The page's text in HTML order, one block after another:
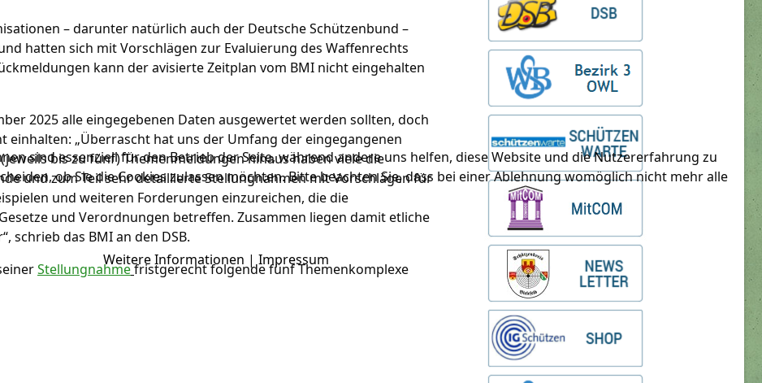
– darunter natürlich auch der Deutsche Schützenbund –
hatten sich mit Vorschlägen zur Evaluierung des Waffenrechts
kann der avisierte Zeitplan vom BMI nicht eingehalten
2025 alle eingegebenen Daten ausgewertet werden sollten, doch
einhalten: „Überrascht hat uns der Umfang der eingegangenen
bis zu fünf) Themenmeldungen hinaus haben viele die
und zum Teil sehr detaillierte Stellungnahmen mit Vorschlägen für
und weiteren Forderungen einzureichen, die die
und Verordnungen betreffen. Zusammen liegen damit etliche
schrieb das BMI an den DSB.
Stellungnahmefristgerecht folgende fünf Themenkomplexe
sind essenziell für den Betrieb der Seite, während andere uns helfen, diese Website und die Nutzererfahrung zu
ob Sie die Cookies zulassen möchten. Bitte beachten Sie, dass bei einer Ablehnung womöglich nicht mehr alle
Weitere Informationen | Impressum